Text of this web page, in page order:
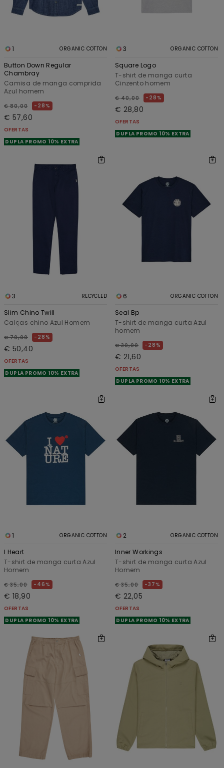
1 ORGANIC COTTON
Button Down Regular
Chambray
Camisa de manga comprida
Azul homem
€ 80,00 28%
€ 57,60
OFERTAS
DUPLA PROMO 10% EXTRA
3 ORGANIC COTTON
Square Logo
T-shirt de manga curta
Cinzento homem
€ 40,00 28%
€ 28,80
OFERTAS
DUPLA PROMO 10% EXTRA
3 RECYCLED
Slim Chino Twill
Calças chino Azul Homem
€ 70,00 28%
€ 50,40
OFERTAS
DUPLA PROMO 10% EXTRA
6 ORGANIC COTTON
Seal Bp
T-shirt de manga curta Azul
homem
€ 30,00 28%
€ 21,60
OFERTAS
DUPLA PROMO 10% EXTRA
1 ORGANIC COTTON
I Heart
T-shirt de manga curta Azul
Homem
€ 35,00 46%
€ 18,90
OFERTAS
DUPLA PROMO 10% EXTRA
2 ORGANIC COTTON
Inner Workings
T-shirt de manga curta Azul
Homem
€ 35,00 37%
€ 22,05
OFERTAS
DUPLA PROMO 10% EXTRA